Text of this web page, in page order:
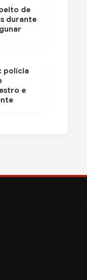
de
durante
polícia
e